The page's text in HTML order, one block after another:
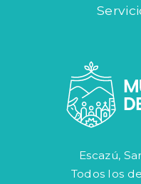
Escazú,
Todos los